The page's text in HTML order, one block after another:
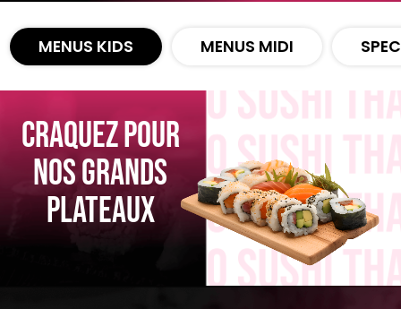
Zones de Livraison
MENUS KIDS MENUS MIDI
CRAQUEZ POUR
NOS GRANDS
PLATEAUX